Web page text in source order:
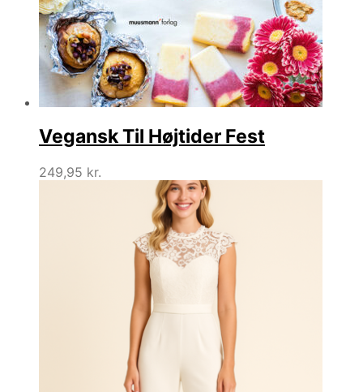
Vegansk Til Højtider Fest
249,95 kr.